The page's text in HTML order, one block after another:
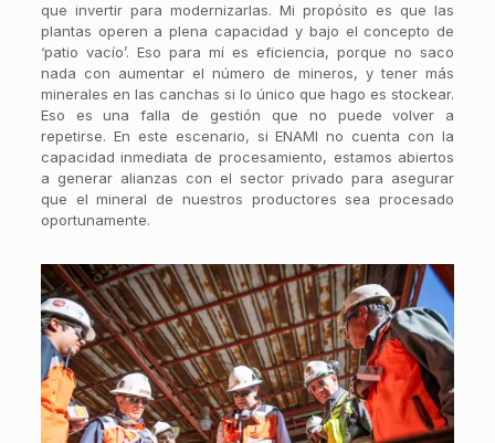
que invertir para modernizarlas. Mi propósito es que las
plantas operen a plena capacidad y bajo el concepto de
‘patio vacío’. Eso para mí es eficiencia, porque no saco
nada con aumentar el número de mineros, y tener más
minerales en las canchas si lo único que hago es stockear.
Eso es una falla de gestión que no puede volver a
repetirse. En este escenario, si ENAMI no cuenta con la
capacidad inmediata de procesamiento, estamos abiertos
a generar alianzas con el sector privado para asegurar
que el mineral de nuestros productores sea procesado
oportunamente.